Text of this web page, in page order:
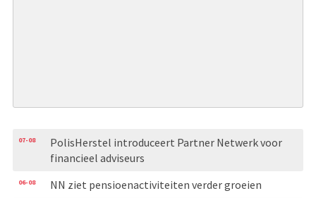
07-08
PolisHerstel introduceert Partner Netwerk voor
financieel adviseurs
06-08 NN ziet pensioenactiviteiten verder groeien